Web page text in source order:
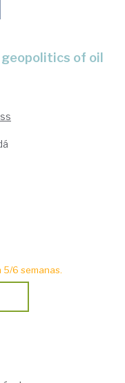
of oil
5/6 semanas.